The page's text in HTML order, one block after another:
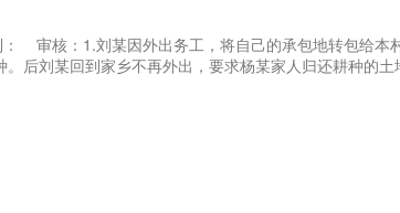
审核：1.刘某因外出务工，将自己的承包地转包给本
后刘某回到家乡不再外出，要求杨某家人归还耕种的土